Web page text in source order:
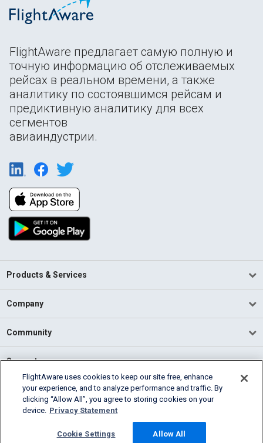
FlightAware предлагает самую полную и
точную информацию об отслеживаемых
рейсах в реальном времени, а также
аналитику по состоявшимся рейсам и
предиктивную аналитику для всех
сегментов
авиаиндустрии.
Products & Services
Company
Community
Support
English (USA)
2026 FlightAware
Cookie Settings
FlightAware uses cookies to keep our site free, enhance
your experience, and to analyze performance and traffic. By
clicking “Allow All”, you agree to storing cookies on your
device. Privacy Statement
Cookie Settings Allow All